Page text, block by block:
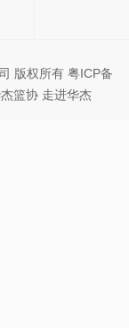
版权所有 粤ICP备
篮协 走进华杰